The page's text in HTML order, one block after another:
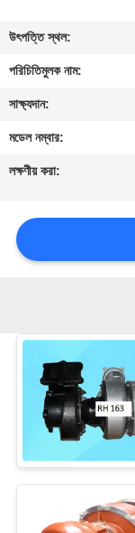
যোগাযোগ
করুন
খবর
সাইট
ম্যাপ
POLICY
উৎপত্তি স্থল:
পরিচিতিমুলক নাম:
সাক্ষ্যদান:
মডেল নম্বার:
লক্ষণীয় করা: